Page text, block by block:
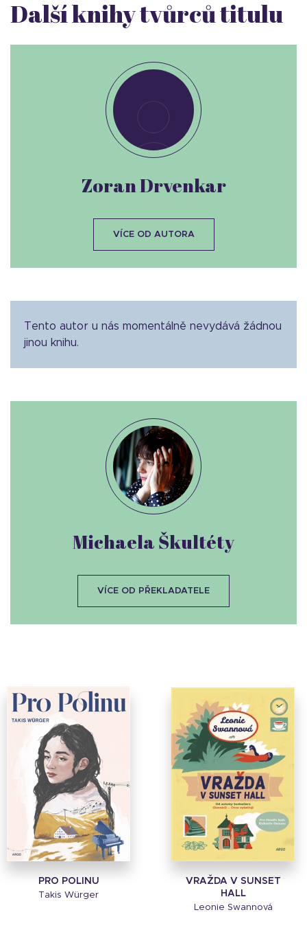
Další knihy tvůrců titulu
Tento autor u nás momentálně nevydává žádnou
jinou knihu.
Zoran Drvenkar
VÍCE OD AUTORA
PRO POLINU
Takis Würger
VRAŽDA V SUNSET
HALL
Leonie Swannová
Michaela Škultéty
VÍCE OD PŘEKLADATELE